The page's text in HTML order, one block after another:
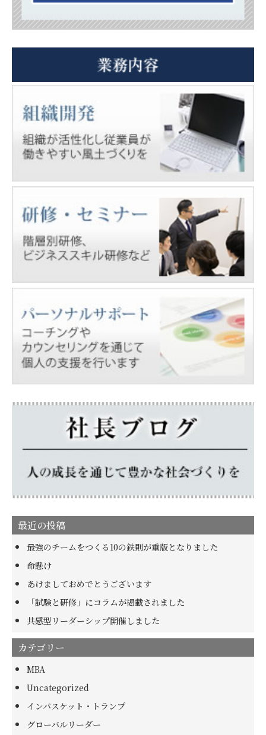
最近の投稿
最強のチームをつくる10の鉄則が重版となりました
命懸け
あけましておめでとうございます
「試験と研修」にコラムが掲載されました
共感型リーダーシップ開催しました
カテゴリー
MBA
Uncategorized
インバスケット・トランプ
グローバルリーダー